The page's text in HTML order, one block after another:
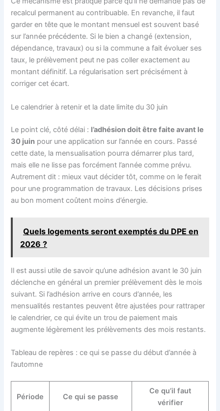
recalcul permanent au contribuable. En revanche, il faut
garder en tête que le montant mensuel est souvent basé
sur l’année précédente. Si le bien a changé (extension,
dépendance, travaux) ou si la commune a fait évoluer ses
taux, le prélèvement peut ne pas coller exactement au
montant définitif. La régularisation sert précisément à
corriger cet écart.
Le calendrier à retenir et la date limite du 30 juin
Le point clé, côté délai : l’adhésion doit être faite avant le
30 juin pour une application sur l’année en cours. Passé
cette date, la mensualisation pourra démarrer plus tard,
mais elle ne lisse pas forcément l’année comme prévu.
Autrement dit : mieux vaut décider tôt, comme on le ferait
pour une programmation de travaux. Les décisions prises
au bon moment coûtent moins d’énergie.
Quels logements seront exemptés du DPE en
2026 ?
Il est aussi utile de savoir qu’une adhésion avant le 30 juin
déclenche en général un premier prélèvement dès le mois
suivant. Si l’adhésion arrive en cours d’année, les
mensualités restantes peuvent être ajustées pour rattraper
le calendrier, ce qui évite un trou de paiement mais
augmente légèrement les prélèvements des mois restants.
Tableau de repères : ce qui se passe du début d’année à
l’automne
Période Ce qui se passe
Ce qu’il faut
vérifier